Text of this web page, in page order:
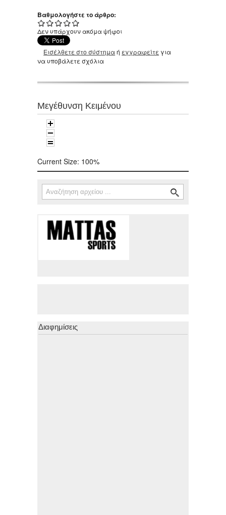
Βαθμολογήστε το άρθρο:
Δεν υπάρχουν ακόμα ψήφοι
Εισέλθετε στο σύστημαή εγγραφείτε για
να υποβάλετε σχόλια
Μεγέθυνση Κειμένου
Current Size: 100%
Φόρμα αναζήτησης
Αναζήτηση
Διαφημίσεις